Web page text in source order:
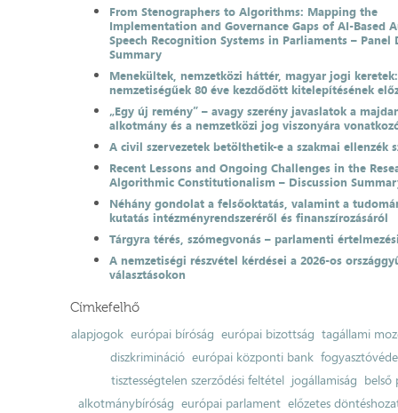
From Stenographers to Algorithms: Mapping the
Implementation and Governance Gaps of AI-Based
Speech Recognition Systems in Parliaments – Panel
Summary
Menekültek, nemzetközi háttér, magyar jogi
nemzetiségűek 80 éve kezdődött kitelepítésének
„Egy új remény” – avagy szerény javaslatok a
alkotmány és a nemzetközi jog viszonyára
A civil szervezetek betölthetik-e a szakmai ellenzék
Recent Lessons and Ongoing Challenges in the
Algorithmic Constitutionalism – Discussion
Néhány gondolat a felsőoktatás, valamint a
kutatás intézményrendszeréről és finanszírozásáról
Tárgyra térés, szómegvonás – parlamenti
A nemzetiségi részvétel kérdései a 2026-os
választásokon
Címkefelhő
alapjogok európai bíróság európai bizottság tagállami
diszkrimináció európai központi bank
tisztességtelen szerződési feltétel jogállamiság belső
alkotmánybíróság európai parlament előzetes